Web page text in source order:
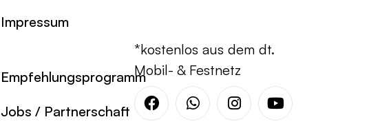
Impressum
Empfehlungsprogramm
Jobs / Partnerschaft
*kostenlos aus dem dt.
Mobil- & Festnetz
FacebookWhatsappInstagramYoutube